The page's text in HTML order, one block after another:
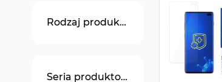
Rodzaj produktu
Seria produktowa